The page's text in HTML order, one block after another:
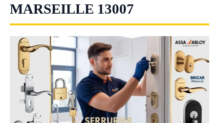
MARSEILLE 13007